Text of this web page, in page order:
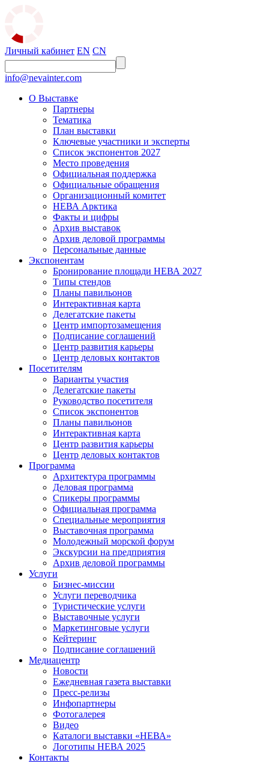
Личный кабинет EN CN
info@nevainter.com
О Выставке
Партнеры
Тематика
План выставки
Ключевые участники и эксперты
Список экспонентов 2027
Место проведения
Официальная поддержка
Официальные обращения
Организационный комитет
НЕВА Арктика
Факты и цифры
Архив выставок
Архив деловой программы
Персональные данные
Экспонентам
Бронирование площади НЕВА 2027
Типы стендов
Планы павильонов
Интерактивная карта
Делегатские пакеты
Центр импортозамещения
Подписание соглашений
Центр развития карьеры
Центр деловых контактов
Посетителям
Варианты участия
Делегатские пакеты
Руководство посетителя
Список экспонентов
Планы павильонов
Интерактивная карта
Центр развития карьеры
Центр деловых контактов
Программа
Архитектура программы
Деловая программа
Спикеры программы
Официальная программа
Специальные мероприятия
Выставочная программа
Молодежный морской форум
Экскурсии на предприятия
Архив деловой программы
Услуги
Бизнес-миссии
Услуги переводчика
Туристические услуги
Выставочные услуги
Маркетинговые услуги
Кейтеринг
Подписание соглашений
Медиацентр
Новости
Ежедневная газета выставки
Пресс-релизы
Инфопартнеры
Фотогалерея
Видео
Каталоги выставки «НЕВА»
Логотипы НЕВА 2025
Контакты